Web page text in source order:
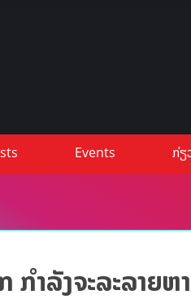
Events
ກ່ຽ
າລັງຈະລະລາຍຫ